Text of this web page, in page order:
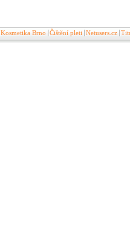
Kosmetika Brno Čištění pleti Netusers.cz